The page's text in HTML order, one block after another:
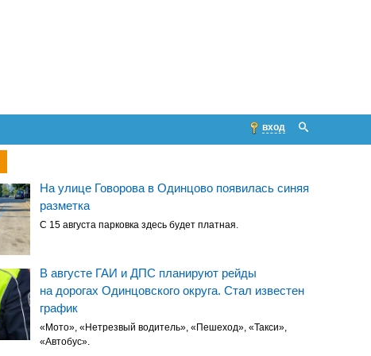
вход
На улице Говорова в Одинцово появилась синяя
разметка
С 15 августа парковка здесь будет платная.
В августе ГАИ и ДПС планируют рейды
на дорогах Одинцовского округа. Стал известен
график
«Мото», «Нетрезвый водитель», «Пешеход», «Такси»,
«Автобус».